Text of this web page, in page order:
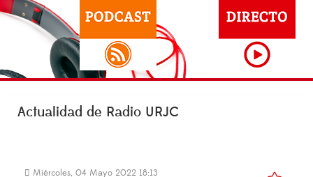
Actualidad de Radio URJC
Miércoles, 04 Mayo 2022 18:13